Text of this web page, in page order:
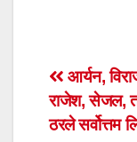
s
A
p
e
b
o
Post
आर्यन,
राजेश, सेजल,
ठरले सर्वोत्तम